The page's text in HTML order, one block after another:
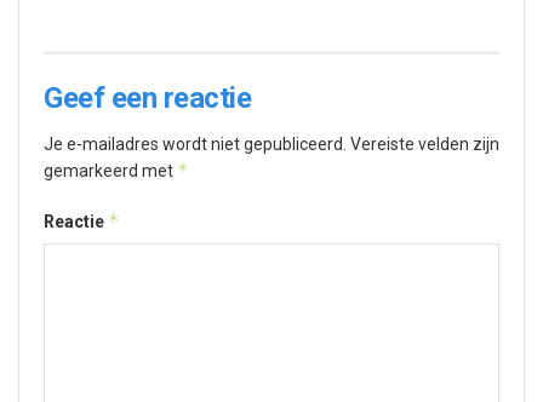
Geef een reactie
Je e-mailadres wordt niet gepubliceerd. Vereiste velden zijn
gemarkeerd met *
Reactie *